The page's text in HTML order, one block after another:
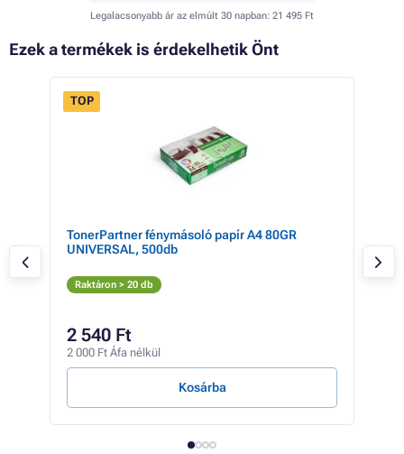
Legalacsonyabb ár az elmúlt 30 napban: 21 495 Ft
Ezek a termékek is érdekelhetik Önt
TOP
TonerPartner fénymásoló papír A4 80GR
UNIVERSAL, 500db
Raktáron > 20 db
2 540 Ft
2 000 Ft Áfa nélkül
Kosárba